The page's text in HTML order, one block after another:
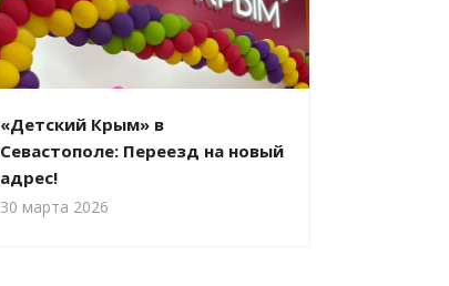
«Детский Крым» в
Севастополе: Переезд на новый
адрес!
30 марта 2026